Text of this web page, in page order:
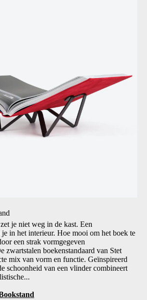
je niet weg in de kast. Een
in het interieur. Hoe mooi om het boek te
een strak vormgegeven
zwartstalen boekenstandaard van Stet
mix van vorm en functie. Geïnspireerd
schoonheid van een vlinder combineert